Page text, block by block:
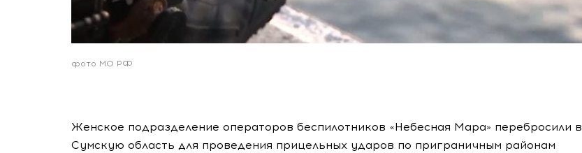
фото МО РФ
Женское подразделение операторов беспилотников «Небесная Мара» перебросили в
Сумскую область для проведения прицельных ударов по приграничным районам